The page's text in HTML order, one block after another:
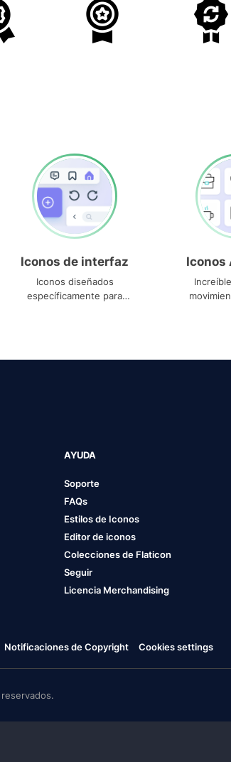
Iconos de interfaz
Iconos diseñados
específicamente para
Iconos
AYUDA
Soporte
FAQs
Estilos de Iconos
Editor de iconos
Colecciones de Flaticon
Seguir
Licencia Merchandising
Notificaciones de Copyright Cookies settings